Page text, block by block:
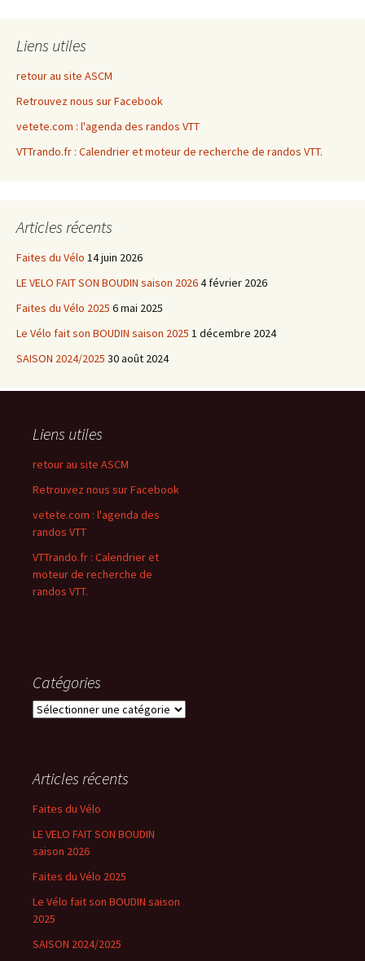
Liens utiles
retour au site ASCM
Retrouvez nous sur Facebook
vetete.com : l'agenda des randos VTT
VTTrando.fr : Calendrier et moteur de recherche de randos VTT.
Articles récents
Faites du Vélo 14 juin 2026
LE VELO FAIT SON BOUDIN saison 20264 février 2026
Faites du Vélo 2025 6 mai 2025
Le Vélo fait son BOUDIN saison 2025 1 décembre 2024
SAISON 2024/2025 30 août 2024
Liens utiles
retour au site ASCM
Retrouvez nous sur Facebook
vetete.com : l'agenda des
randos VTT
VTTrando.fr : Calendrier et
moteur de recherche de
randos VTT.
Catégories
Catégories
Articles récents
Faites du Vélo
LE VELO FAIT SON BOUDIN
saison 2026
Faites du Vélo 2025
Le Vélo fait son BOUDIN saison
2025
SAISON 2024/2025